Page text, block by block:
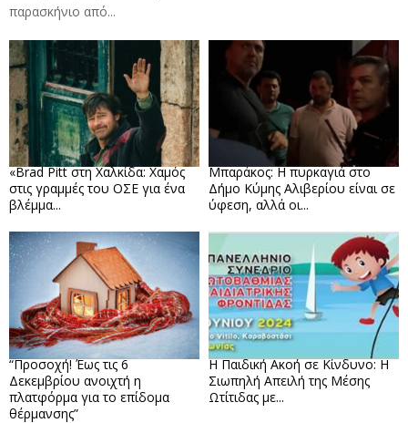
παρασκήνιο από...
«Brad Pitt στη Χαλκίδα: Χαμός
στις γραμμές του ΟΣΕ για ένα
βλέμμα...
Μπαράκος: Η πυρκαγιά στο
Δήμο Κύμης Αλιβερίου είναι σε
ύφεση, αλλά οι...
“Προσοχή! Έως τις 6
Δεκεμβρίου ανοιχτή η
πλατφόρμα για το επίδομα
θέρμανσης”
Η Παιδική Ακοή σε Κίνδυνο: Η
Σιωπηλή Απειλή της Μέσης
Ωτίτιδας με...